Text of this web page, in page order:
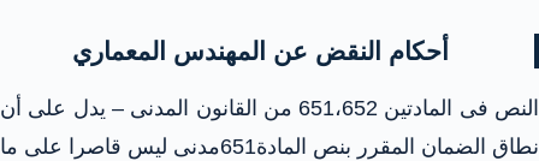
أحكام النقض عن المهندس المعماري
النص فى المادتين 651،652 من القانون المدنى – يدل على أن
نطاق الضمان المقرر بنص المادة651مدنى ليس قاصرا على ما